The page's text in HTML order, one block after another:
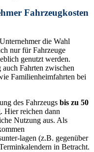
Fahrzeugkosten
die Wahl
nur für Fahrzeuge
genutzt werden.
Fahrten zwischen
Familienheimfahrten bei
des Fahrzeugs bis zu 50
Hier reichen dann
Nutzung aus. Als
lagen (z.B. gegenüber
in Betracht.